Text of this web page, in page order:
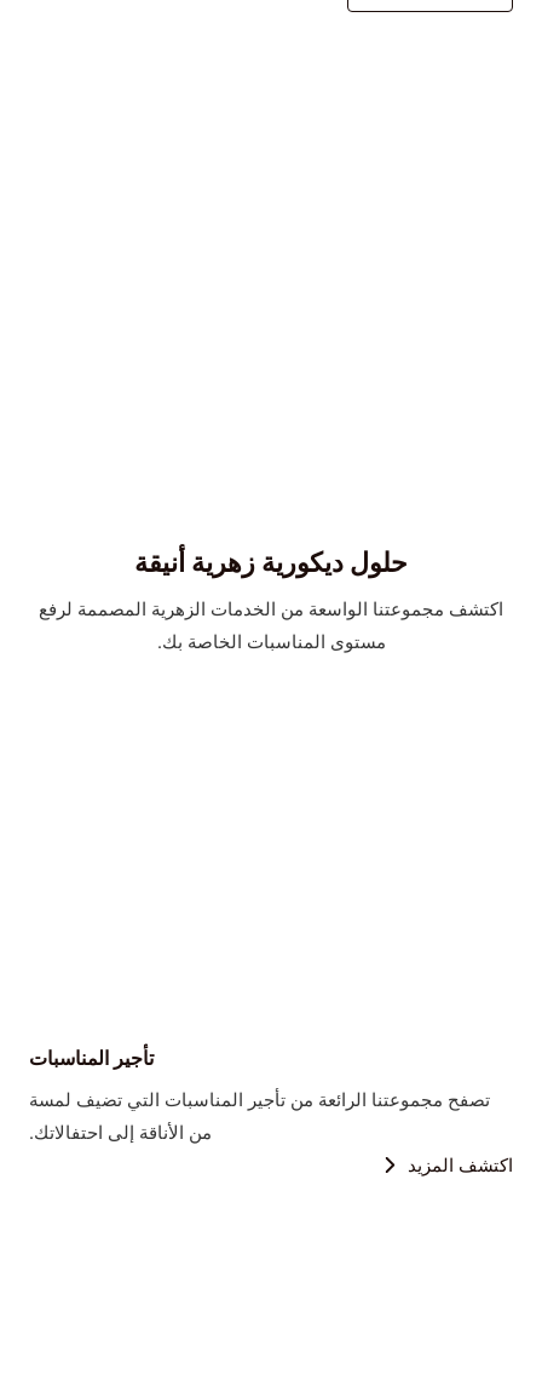
حلول ديكورية زهرية أنيقة
اكتشف مجموعتنا الواسعة من الخدمات الزهرية المصممة لرفع
مستوى المناسبات الخاصة بك.
تأجير المناسبات
تصفح مجموعتنا الرائعة من تأجير المناسبات التي تضيف لمسة
من الأناقة إلى احتفالاتك.
اكتشف المزيد